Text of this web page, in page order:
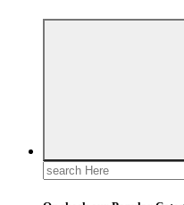
Search
for: